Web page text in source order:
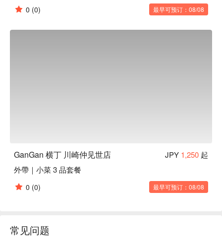
0 (0) 最早可预订：08/08
GanGan 横丁 川崎仲见世店 JPY 1,250 起
外帶｜小菜 3 品套餐
0 (0) 最早可预订：08/08
常见问题